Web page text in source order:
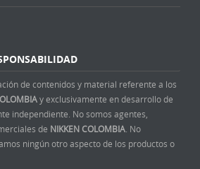
de contenidos y material referente a los
y exclusivamente en desarrollo de
independiente. No somos agentes,
de NIKKEN COLOMBIA. No
ningún otro aspecto de los productos o